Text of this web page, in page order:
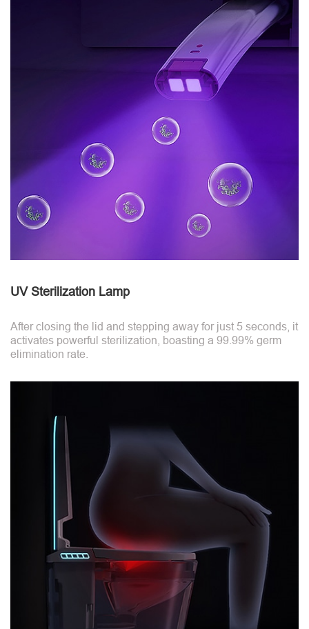
UV Sterilization Lamp
After closing the lid and stepping away for just 5 seconds, it
activates powerful sterilization, boasting a 99.99% germ
elimination rate.